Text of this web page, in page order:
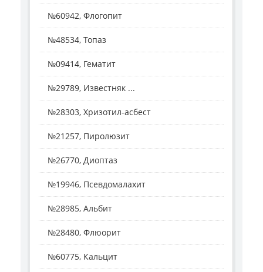
№60942, Флогопит
№48534, Топаз
№09414, Гематит
№29789, Известняк ...
№28303, Хризотил-асбест
№21257, Пиролюзит
№26770, Диоптаз
№19946, Псевдомалахит
№28985, Альбит
№28480, Флюорит
№60775, Кальцит